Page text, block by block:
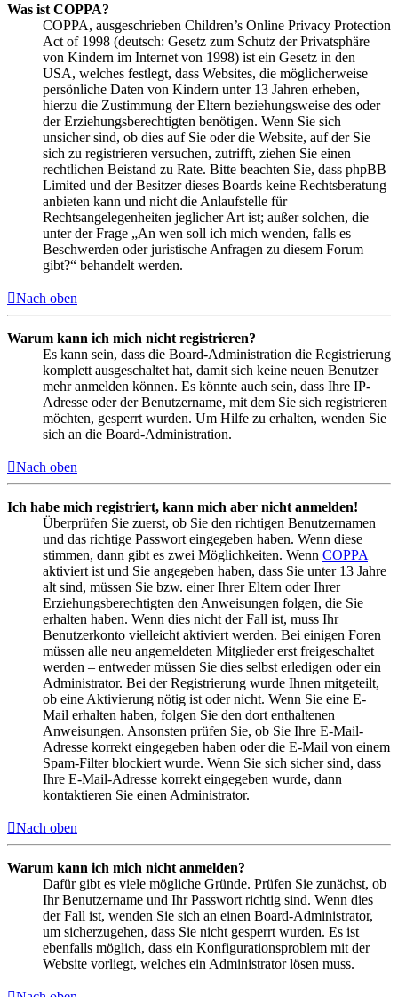
Was ist COPPA?
COPPA, ausgeschrieben Children’s Online Privacy Protection
Act of 1998 (deutsch: Gesetz zum Schutz der Privatsphäre
von Kindern im Internet von 1998) ist ein Gesetz in den
USA, welches festlegt, dass Websites, die möglicherweise
persönliche Daten von Kindern unter 13 Jahren erheben,
hierzu die Zustimmung der Eltern beziehungsweise des oder
der Erziehungsberechtigten benötigen. Wenn Sie sich
unsicher sind, ob dies auf Sie oder die Website, auf der Sie
sich zu registrieren versuchen, zutrifft, ziehen Sie einen
rechtlichen Beistand zu Rate. Bitte beachten Sie, dass phpBB
Limited und der Besitzer dieses Boards keine Rechtsberatung
anbieten kann und nicht die Anlaufstelle für
Rechtsangelegenheiten jeglicher Art ist; außer solchen, die
unter der Frage „An wen soll ich mich wenden, falls es
Beschwerden oder juristische Anfragen zu diesem Forum
gibt?“ behandelt werden.
Nach oben
Warum kann ich mich nicht registrieren?
Es kann sein, dass die Board-Administration die Registrierung
komplett ausgeschaltet hat, damit sich keine neuen Benutzer
mehr anmelden können. Es könnte auch sein, dass Ihre IP-
Adresse oder der Benutzername, mit dem Sie sich registrieren
möchten, gesperrt wurden. Um Hilfe zu erhalten, wenden Sie
sich an die Board-Administration.
Nach oben
Ich habe mich registriert, kann mich aber nicht anmelden!
Überprüfen Sie zuerst, ob Sie den richtigen Benutzernamen
und das richtige Passwort eingegeben haben. Wenn diese
stimmen, dann gibt es zwei Möglichkeiten. Wenn COPPA
aktiviert ist und Sie angegeben haben, dass Sie unter 13 Jahre
alt sind, müssen Sie bzw. einer Ihrer Eltern oder Ihrer
Erziehungsberechtigten den Anweisungen folgen, die Sie
erhalten haben. Wenn dies nicht der Fall ist, muss Ihr
Benutzerkonto vielleicht aktiviert werden. Bei einigen Foren
müssen alle neu angemeldeten Mitglieder erst freigeschaltet
werden – entweder müssen Sie dies selbst erledigen oder ein
Administrator. Bei der Registrierung wurde Ihnen mitgeteilt,
ob eine Aktivierung nötig ist oder nicht. Wenn Sie eine E-
Mail erhalten haben, folgen Sie den dort enthaltenen
Anweisungen. Ansonsten prüfen Sie, ob Sie Ihre E-Mail-
Adresse korrekt eingegeben haben oder die E-Mail von einem
Spam-Filter blockiert wurde. Wenn Sie sich sicher sind, dass
Ihre E-Mail-Adresse korrekt eingegeben wurde, dann
kontaktieren Sie einen Administrator.
Nach oben
Warum kann ich mich nicht anmelden?
Dafür gibt es viele mögliche Gründe. Prüfen Sie zunächst, ob
Ihr Benutzername und Ihr Passwort richtig sind. Wenn dies
der Fall ist, wenden Sie sich an einen Board-Administrator,
um sicherzugehen, dass Sie nicht gesperrt wurden. Es ist
ebenfalls möglich, dass ein Konfigurationsproblem mit der
Website vorliegt, welches ein Administrator lösen muss.